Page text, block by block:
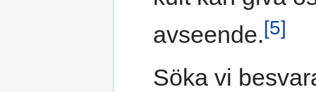
avseende.[5]
Söka vi